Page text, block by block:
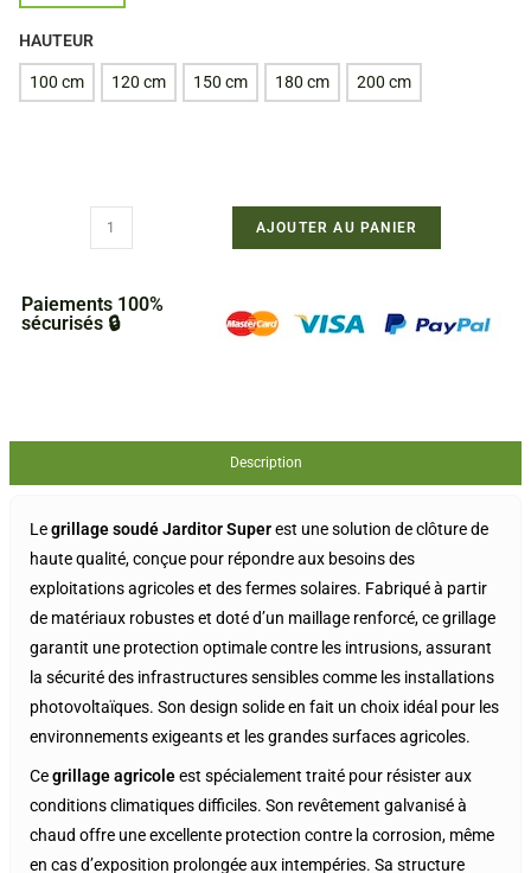
HAUTEUR
100 cm 120 cm 150 cm 180 cm 200 cm
AJOUTER AU PANIER
Paiements 100%
sécurisés 🔒
Description
Legrillage soudé Jarditor Superest une solution de clôture de
haute qualité, conçue pour répondre aux besoins des
exploitations agricoles et des fermes solaires. Fabriqué à partir
de matériaux robustes et doté d’un maillage renforcé, ce grillage
garantit une protection optimale contre les intrusions, assurant
la sécurité des infrastructures sensibles comme les installations
photovoltaïques. Son design solide en fait un choix idéal pour les
environnements exigeants et les grandes surfaces agricoles.
Cegrillage agricoleest spécialement traité pour résister aux
conditions climatiques difficiles. Son revêtement galvanisé à
chaud offre une excellente protection contre la corrosion, même
en cas d’exposition prolongée aux intempéries. Sa structure